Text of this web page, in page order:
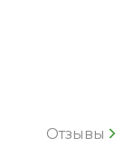
Отзывы